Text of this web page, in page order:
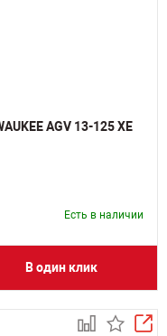
AGV 13-125 XE
Есть в наличии
В один клик